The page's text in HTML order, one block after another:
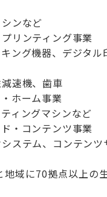
ンなど
リンティング事業
グ機器、デジタル
速機、歯車
ホーム事業
ィングマシンなど
・コンテンツ事業
ステム、コンテンツ
域に70拠点以上の